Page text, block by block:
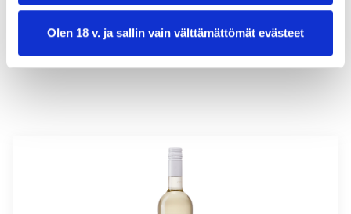
Olen 18 v. ja sallin vain välttämättömät evästeet